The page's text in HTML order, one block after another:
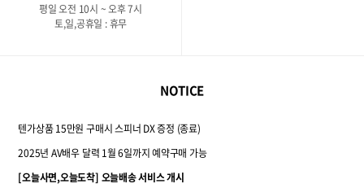
평일 오전 10시 ~ 오후 7시
토,일,공휴일 : 휴무
NOTICE
텐가상품 15만원 구매시 스피너 DX 증정 (종료)
2025년 AV배우 달력 1월 6일까지 예약구매 가능
[오늘사면,오늘도착] 오늘배송 서비스 개시